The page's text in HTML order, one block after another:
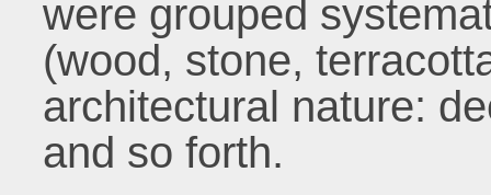
were grouped
(wood, stone,
architectural nature:
and so forth.